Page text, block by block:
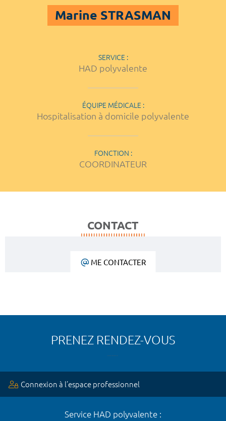
Marine STRASMAN
SERVICE :
HAD polyvalente
ÉQUIPE MÉDICALE :
Hospitalisation à domicile polyvalente
FONCTION :
COORDINATEUR
CONTACT
ME CONTACTER
PRENEZ RENDEZ-VOUS
Connexion à l’espace professionnel
Service HAD polyvalente :